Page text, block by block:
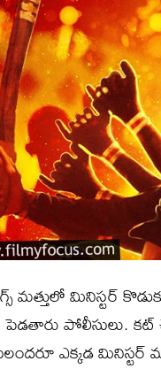
మత్తులో మినిస్టర్
పెడతారు పోలీసులు.
ఎక్కడ